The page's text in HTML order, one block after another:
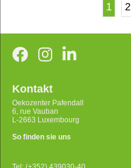
1 2
Kontakt
Oekozenter Pafendall
6, rue Vauban
L-2663 Luxembourg
So finden sie uns